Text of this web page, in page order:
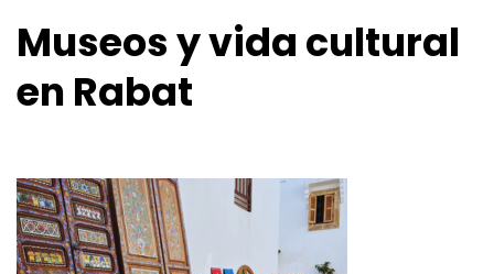
Museos y vida cultural
en Rabat